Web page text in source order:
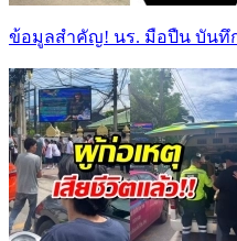
ข้อมูลสำคัญ! นร. มือปืน บันทึ